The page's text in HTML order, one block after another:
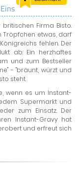
Firma Bisto.
etwas, darf
fehlen. Der
ab: Ein herzhaftes
und zum Bestseller
- "bräunt, würzt und
steht.
wenn es um Instant-
Supermarkt und
zum Einsatz. Der
Instant-Gravy hat
und erfreut sich